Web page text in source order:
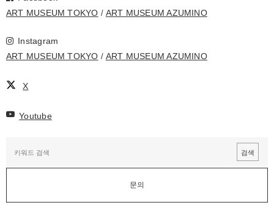
ART MUSEUM TOKYO
ART MUSEUM AZUMINO
Instagram
ART MUSEUM TOKYO
ART MUSEUM AZUMINO
X
Youtube
문의